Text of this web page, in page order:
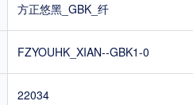
方正悠黑_GBK_纤
FZYOUHK_XIAN--GBK1-0
22034